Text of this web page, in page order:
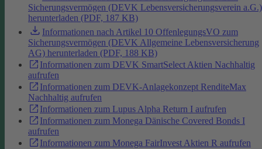
Sicherungsvermögen (DEVK Lebensversicherungsverein a.G.)
herunterladen (PDF, 187 KB)
Informationen nach Artikel 10 OffenlegungsVO zum
Sicherungsvermögen (DEVK Allgemeine Lebensversicherung
AG) herunterladen (PDF, 188 KB)
Informationen zum DEVK SmartSelect Aktien Nachhaltig
aufrufen
Informationen zum DEVK-Anlagekonzept RenditeMax
Nachhaltig aufrufen
Informationen zum Lupus Alpha Return I aufrufen
Informationen zum Monega Dänische Covered Bonds I
aufrufen
Informationen zum Monega FairInvest Aktien R aufrufen